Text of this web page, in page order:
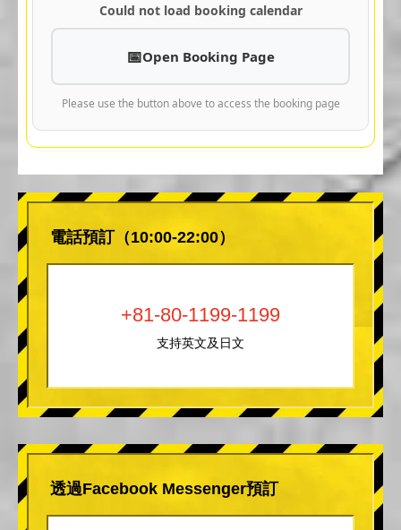
Could not load booking calendar
Open Booking Page
Please use the button above to access the booking page
電話預訂（10:00-22:00）
+81-80-1199-1199
支持英文及日文
透過Facebook Messenger預訂